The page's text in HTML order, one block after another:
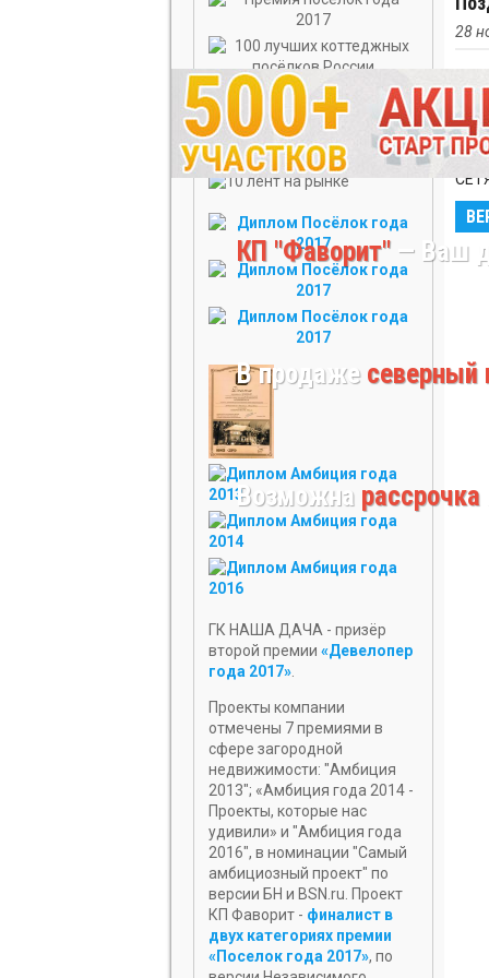
КП "Фаворит" — Ваш
В продаже северный
Возможна рассрочка
ГК НАША ДАЧА - призёр
второй премии «Девелопер
года 2017»
Проекты компании
отмечены 7 премиями в
сфере загородной
недвижимости: "Амбиция
2013"; «Амбиция года 2014 -
Проекты, которые нас
удивили» и "Амбиция года
2016", в номинации "Самый
амбициозный проект" по
версии БН и BSN.ru. Проект
КП Фаворит - финалист в
двух категориях премии
«Поселок года 2017», по
28
В